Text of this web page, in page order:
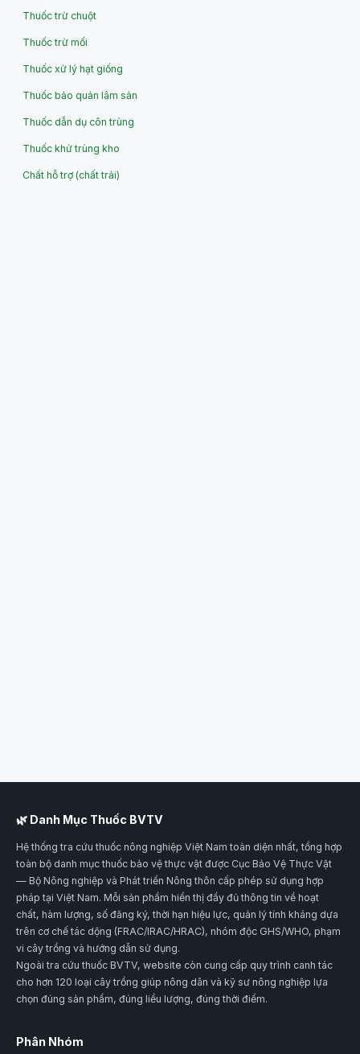
Thuốc trừ chuột
Thuốc trừ mối
Thuốc xử lý hạt giống
Thuốc bảo quản lâm sản
Thuốc dẫn dụ côn trùng
Thuốc khử trùng kho
Chất hỗ trợ (chất trải)
🌿 Danh Mục Thuốc BVTV
Hệ thống tra cứu thuốc nông nghiệp Việt Nam toàn diện nhất, tổng hợp
toàn bộ danh mục thuốc bảo vệ thực vật được Cục Bảo Vệ Thực Vật
— Bộ Nông nghiệp và Phát triển Nông thôn cấp phép sử dụng hợp
pháp tại Việt Nam. Mỗi sản phẩm hiển thị đầy đủ thông tin về hoạt
chất, hàm lượng, số đăng ký, thời hạn hiệu lực, quản lý tính kháng dựa
trên cơ chế tác dộng (FRAC/IRAC/HRAC), nhóm độc GHS/WHO, phạm
vi cây trồng và hướng dẫn sử dụng.
Ngoài tra cứu thuốc BVTV, website còn cung cấp quy trình canh tác
cho hơn 120 loại cây trồng giúp nông dân và kỹ sư nông nghiệp lựa
chọn đúng sản phẩm, đúng liều lượng, đúng thời điểm.
Phân Nhóm